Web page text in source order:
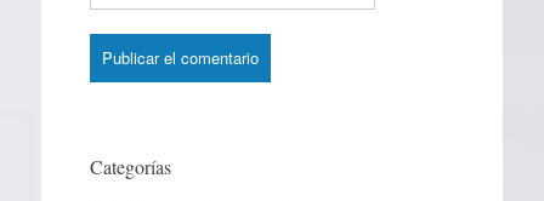
Categorías